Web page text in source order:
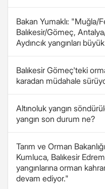
Bakan Yumaklı: "Muğla/
Balıkesir/Gömeç,
Aydıncık yangınları
Balıkesir Gömeç'teki
karadan müdahale
Altınoluk yangın
yangın son durum ne?
Tarım ve Orman
Kumluca, Balıkesir
yangınlarına orman
devam ediyor."